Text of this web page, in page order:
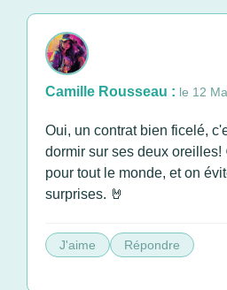
Camille Rousseau : le 12
Oui, un contrat bien ficelé,
dormir sur ses deux
pour tout le monde, et on
surprises. 🤘
J'aime Répondre